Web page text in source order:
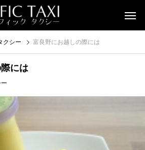
クシー 富良野にお越しの際には
には